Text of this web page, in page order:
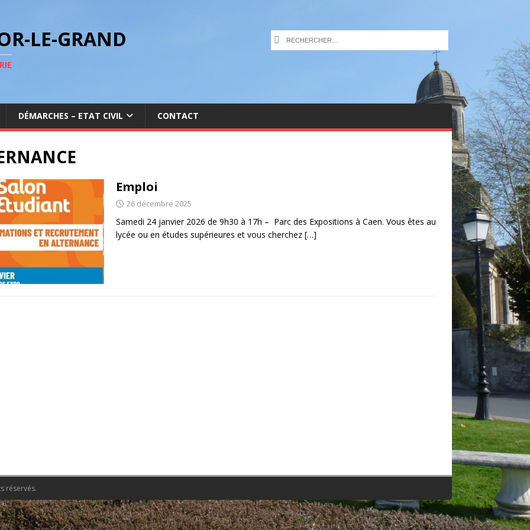
LE-GRAND
DÉMARCHES – ETAT CIVIL CONTACT
Emploi
26 décembre 2025
Samedi 24 janvier 2026 de 9h30 à 17h – Parc des Expositions à Caen. Vous êtes au
lycée ou en études supérieures et vous cherchez […]
réservés.